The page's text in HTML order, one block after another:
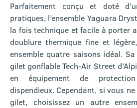
Parfaitement conçu et doté
pratiques, l’ensemble Yaguara
la fois technique et facile à porter
doublure thermique fine et
ensemble quatre saisons idéal.
gilet gonflable Tech-Air Street
en équipement de
dispendieux. Cependant, si vous
gilet, choisissez un autre